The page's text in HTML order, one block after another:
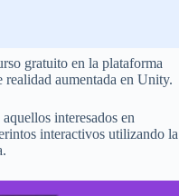
gratuito en la plataforma
aumentada en Unity.
interesados en
interactivos utilizando la